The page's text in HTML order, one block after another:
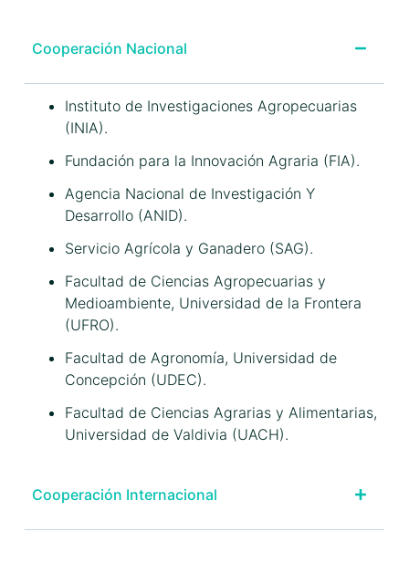
Cooperación Nacional
Instituto de Investigaciones Agropecuarias
(INIA).
Fundación para la Innovación Agraria (FIA).
Agencia Nacional de Investigación Y
Desarrollo (ANID).
Servicio Agrícola y Ganadero (SAG).
Facultad de Ciencias Agropecuarias y
Medioambiente, Universidad de la Frontera
(UFRO).
Facultad de Agronomía, Universidad de
Concepción (UDEC).
Facultad de Ciencias Agrarias y Alimentarias,
Universidad de Valdivia (UACH).
Cooperación Internacional